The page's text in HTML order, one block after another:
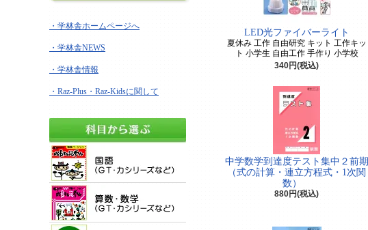
・学林舎ホームページへ
・学林舎NEWS
・学林舎情報
・Raz-Plus・Raz-Kidsに関して
LED光ファイバーライト
夏休み 工作 自由研究 キット 工作キッ
ト 小学生 自由工作 手作り 小学校
340円(税込)
中学数学到達度テスト集中２前期
（式の計算・連立方程式・1次関
数）
880円(税込)